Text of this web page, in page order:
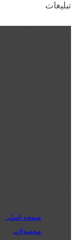
تبلیغات
صفحه اصلی
محصولات